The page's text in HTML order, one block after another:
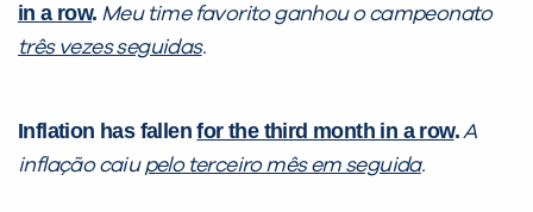
in a row. Meu time favorito ganhou o campeonato
três vezes seguidas.
Inflation has fallenfor the third month in a row.A
inflação caiupelo terceiro mês em seguida.
Preencha com seus dados abaixo e
já vamos te colocar em contato